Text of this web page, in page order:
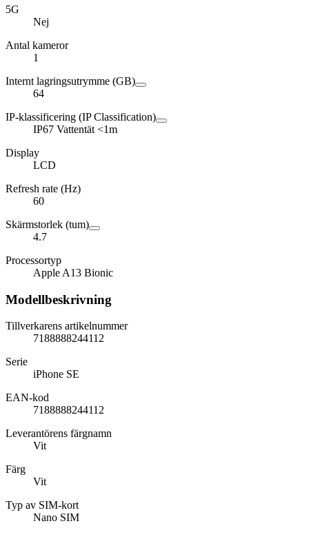
5G
Nej
Antal kameror
1
Internt lagringsutrymme (GB)
64
IP-klassificering (IP Classification)
IP67 Vattentät <1m
Display
LCD
Refresh rate (Hz)
60
Skärmstorlek (tum)
4.7
Processortyp
Apple A13 Bionic
Modellbeskrivning
Tillverkarens artikelnummer
7188888244112
Serie
iPhone SE
EAN-kod
7188888244112
Leverantörens färgnamn
Vit
Färg
Vit
Typ av SIM-kort
Nano SIM